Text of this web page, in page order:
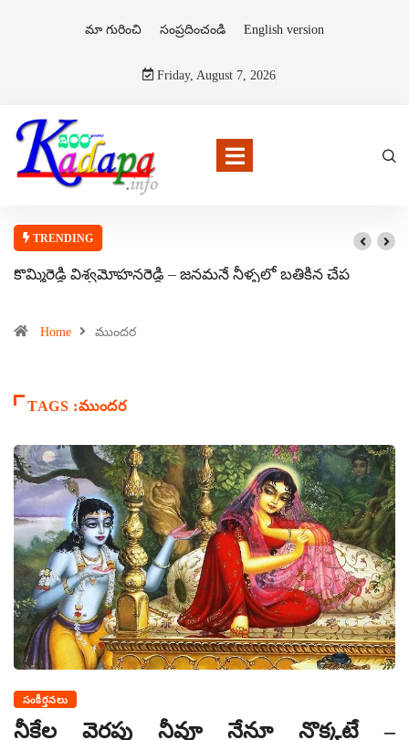
మా గురించి సంప్రదించండి English version
Friday, August 7, 2026
TRENDING
కొమ్మిరెడ్డి విశ్వమోహనరెడ్డి – జనమనే నీళ్ళలో బతికిన చేప
Home ముందర
TAGS :ముందర
సంకీర్తనలు
నీకేల వెరపు నీవూ నేనూ నొక్కటే –